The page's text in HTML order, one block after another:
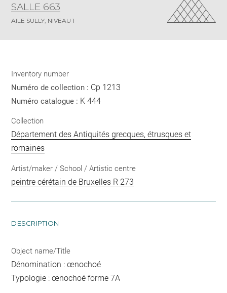
SALLE 663
AILE SULLY, NIVEAU 1
Inventory number
Numéro de collection : Cp 1213
Numéro catalogue : K 444
Collection
Département des Antiquités grecques, étrusques et
romaines
Artist/maker / School / Artistic centre
peintre cérétain de Bruxelles R 273
DESCRIPTION
Object name/Title
Dénomination : œnochoé
Typologie : œnochoé forme 7A